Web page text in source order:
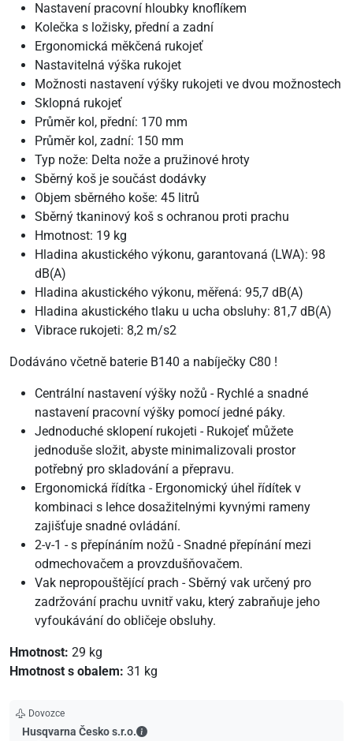
Nastavení pracovní hloubky knoflíkem
Kolečka s ložisky, přední a zadní
Ergonomická měkčená rukojeť
Nastavitelná výška rukojet
Možnosti nastavení výšky rukojeti ve dvou možnostech
Sklopná rukojeť
Průměr kol, přední: 170 mm
Průměr kol, zadní: 150 mm
Typ nože: Delta nože a pružinové hroty
Sběrný koš je součást dodávky
Objem sběrného koše: 45 litrů
Sběrný tkaninový koš s ochranou proti prachu
Hmotnost: 19 kg
Hladina akustického výkonu, garantovaná (LWA): 98
dB(A)
Hladina akustického výkonu, měřená: 95,7 dB(A)
Hladina akustického tlaku u ucha obsluhy: 81,7 dB(A)
Vibrace rukojeti: 8,2 m/s2
Dodáváno včetně baterie B140 a nabíječky C80 !
Centrální nastavení výšky nožů - Rychlé a snadné
nastavení pracovní výšky pomocí jedné páky.
Jednoduché sklopení rukojeti - Rukojeť můžete
jednoduše složit, abyste minimalizovali prostor
potřebný pro skladování a přepravu.
Ergonomická řídítka - Ergonomický úhel řídítek v
kombinaci s lehce dosažitelnými kyvnými rameny
zajišťuje snadné ovládání.
2-v-1 - s přepínáním nožů - Snadné přepínání mezi
odmechovačem a provzdušňovačem.
Vak nepropouštějící prach - Sběrný vak určený pro
zadržování prachu uvnitř vaku, který zabraňuje jeho
vyfoukávání do obličeje obsluhy.
Hmotnost: 29 kg
Hmotnost s obalem: 31 kg
Dovozce
Husqvarna Česko s.r.o.
Husqvarna Česko s.r.o. - Kontaktní údaje